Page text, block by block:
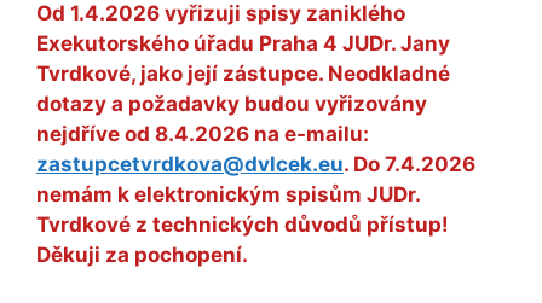
Od 1.4.2026 vyřizuji spisy zaniklého
Exekutorského úřadu Praha 4 JUDr. Jany
Tvrdkové, jako její zástupce. Neodkladné
dotazy a požadavky budou vyřizovány
nejdříve od 8.4.2026 na e-mailu:
zastupcetvrdkova@dvlcek.eu. Do 7.4.2026
nemám k elektronickým spisům JUDr.
Tvrdkové z technických důvodů přístup!
Děkuji za pochopení.